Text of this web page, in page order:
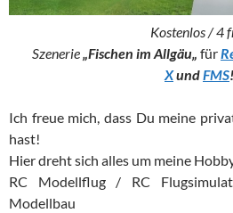
Kostenlos / 4
Szenerie„Fischen im Allgäu„ für
XundFMS!
Ich freue mich, dass Du meine
hast!
Hier dreht sich alles um meine
RC Modellflug / RC
Modellbau